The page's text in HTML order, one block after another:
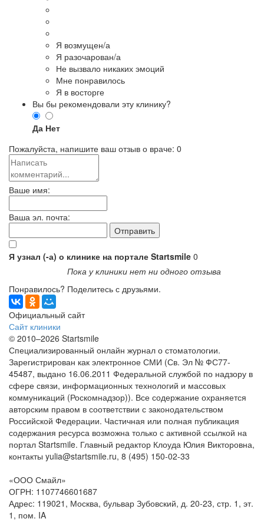
Я возмущен/а
Я разочарован/а
Не вызвало никаких эмоций
Мне понравилось
Я в восторге
Вы бы рекомендовали эту клинику?
Да Нет
Пожалуйста, напишите ваш отзыв о враче: 0
Ваше имя:
Ваша эл. почта:
Я узнал (-а) о клинике на портале Startsmile 0
Пока у клиники нет ни одного отзыва
Понравилось? Поделитесь с друзьями.
Официальный сайт
Сайт клиники
© 2010–2026 Startsmile
Специализированный онлайн журнал о стоматологии.
Зарегистрирован как электронное СМИ (Св. Эл № ФС77-
45487, выдано 16.06.2011 Федеральной службой по надзору в
сфере связи, информационных технологий и массовых
коммуникаций (Роскомнадзор)). Все содержание охраняется
авторским правом в соответствии с законодательством
Российской Федерации. Частичная или полная публикация
содержания ресурса возможна только с активной ссылкой на
портал Startsmile. Главный редактор Клоуда Юлия Викторовна,
контакты yulia@startsmile.ru, 8 (495) 150-02-33
«ООО Смайл»
ОГРН: 1107746601687
Адрес: 119021, Москва, бульвар Зубовский, д. 20-23, стр. 1, эт.
1, пом. IA